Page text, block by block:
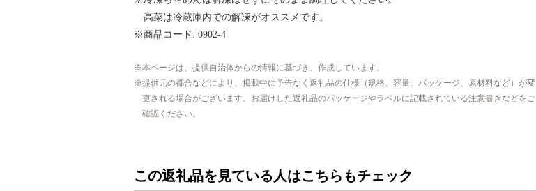
高菜は冷蔵庫内での解凍がオススメです。
※商品コード: 0902-4
本ページは、提供自治体からの情報に基づき、作成しています。
提供元の都合などにより、掲載中に予告なく返礼品の仕様（規格、容量、パッケージ、原材料など）が変
更される場合がございます。お届けした返礼品のパッケージやラベルに記載されている注意書きなどをご
確認ください。
この返礼品を見ている人はこちらもチェック